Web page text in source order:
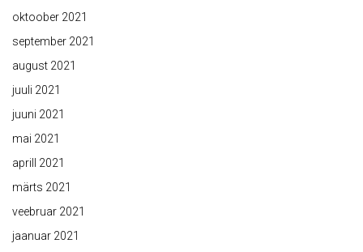
oktoober 2021
september 2021
august 2021
juuli 2021
juuni 2021
mai 2021
aprill 2021
märts 2021
veebruar 2021
jaanuar 2021